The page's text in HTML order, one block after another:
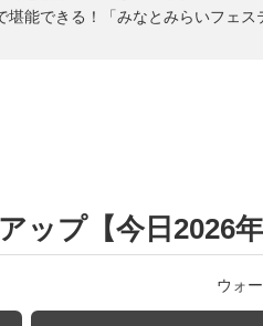
堪能できる！「みなとみらいフェス
ップ【今日2026年
ウォ